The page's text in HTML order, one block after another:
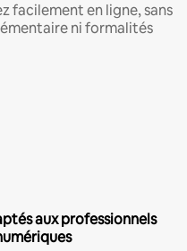
facilement en ligne, sans
ni formalités
aux professionnels